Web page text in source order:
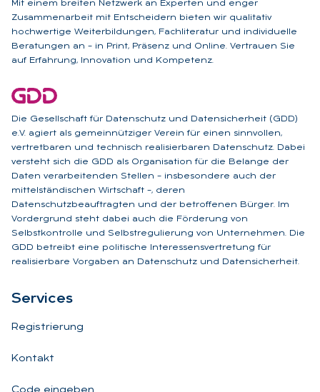
Mit einem breiten Netzwerk an Experten und enger
Zusammenarbeit mit Entscheidern bieten wir qualitativ
hochwertige Weiterbildungen, Fachliteratur und individuelle
Beratungen an – in Print, Präsenz und Online. Vertrauen Sie
auf Erfahrung, Innovation und Kompetenz.
Die Gesellschaft für Datenschutz und Datensicherheit (GDD)
e.V. agiert als gemeinnütziger Verein für einen sinnvollen,
vertretbaren und technisch realisierbaren Datenschutz. Dabei
versteht sich die GDD als Organisation für die Belange der
Daten verarbeitenden Stellen – insbesondere auch der
mittelständischen Wirtschaft –, deren
Datenschutzbeauftragten und der betroffenen Bürger. Im
Vordergrund steht dabei auch die Förderung von
Selbstkontrolle und Selbstregulierung von Unternehmen. Die
GDD betreibt eine politische Interessensvertretung für
realisierbare Vorgaben an Datenschutz und Datensicherheit.
Ser­vices
Registrierung
Kontakt